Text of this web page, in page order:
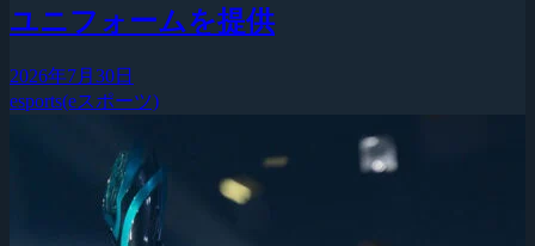
ユニフォームを提供
2026年7月30日
esports(eスポーツ)